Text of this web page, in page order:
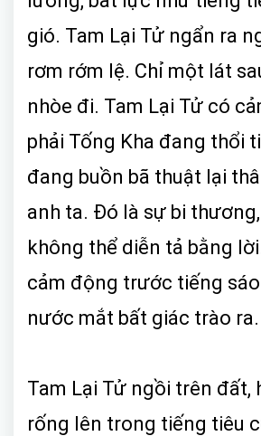
gió. Tam Lại Tử ngẩn ra
rơm rớm lệ. Chỉ một lát
nhòe đi. Tam Lại Tử có
phải Tống Kha đang thổi
đang buồn bã thuật lại
anh ta. Đó là sự bi
không thể diễn tả bằng
cảm động trước tiếng sáo
nước mắt bất giác trào ra.
Tam Lại Tử ngồi trên đất,
rống lên trong tiếng tiêu